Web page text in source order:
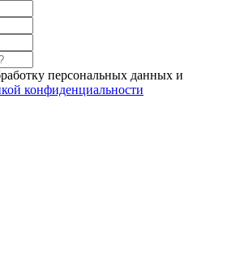
персональных данных и
конфиденциальности